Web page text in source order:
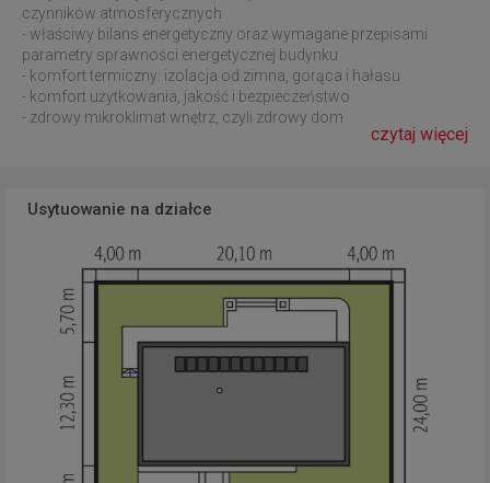
czynników atmosferycznych
- właściwy bilans energetyczny oraz wymagane przepisami
parametry sprawności energetycznej budynku
- komfort termiczny: izolacja od zimna, gorąca i hałasu
- komfort użytkowania, jakość i bezpieczeństwo
- zdrowy mikroklimat wnętrz, czyli zdrowy dom
czytaj więcej
Usytuowanie na działce